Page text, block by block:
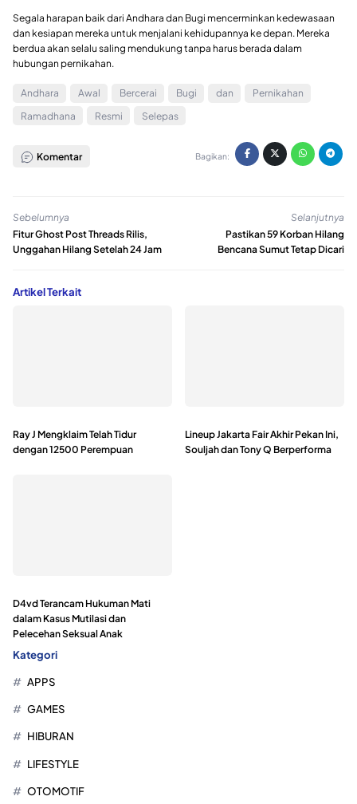
Segala harapan baik dari Andhara dan Bugi mencerminkan kedewasaan
dan kesiapan mereka untuk menjalani kehidupannya ke depan. Mereka
berdua akan selalu saling mendukung tanpa harus berada dalam
hubungan pernikahan.
Andhara Awal Bercerai Bugi dan
Pernikahan
Ramadhana
Resmi Selepas
Komentar Bagikan:
Sebelumnya
Fitur Ghost Post Threads Rilis,
Unggahan Hilang Setelah 24 Jam
Selanjutnya
Pastikan 59 Korban Hilang
Bencana Sumut Tetap Dicari
Artikel Terkait
Ray J Mengklaim Telah Tidur
dengan 12500 Perempuan
Lineup Jakarta Fair Akhir Pekan Ini,
Souljah dan Tony Q Berperforma
D4vd Terancam Hukuman Mati
dalam Kasus Mutilasi dan
Pelecehan Seksual Anak
Kategori
APPS
GAMES
HIBURAN
LIFESTYLE
OTOMOTIF